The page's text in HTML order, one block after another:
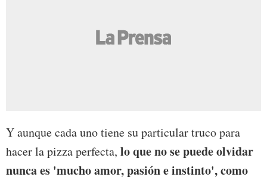
Y aunque cada uno tiene su particular truco para
hacer la pizza perfecta, lo que no se puede olvidar
nunca es 'mucho amor, pasión e instinto', como